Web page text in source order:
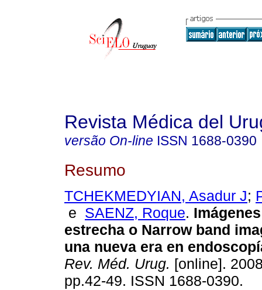
Revista Médica del
versão On-line ISSN 1688-0390
Resumo
TCHEKMEDYIAN, Asadur J;
e SAENZ, Roque.
estrecha o Narrow band
una nueva era en
Rev. Méd. Urug. [online].
pp.42-49. ISSN 1688-0390.